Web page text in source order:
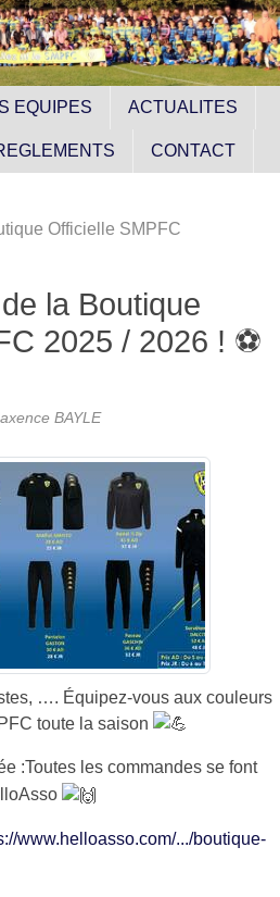
EQUIPES ACTUALITES
CONTACT
Officielle SMPFC
la Boutique
2025 / 2026 ! ⚽️
BAYLE
…. Équipez-vous aux couleurs
toute la saison
:Toutes les commandes se font
www.helloasso.com/.../boutique-